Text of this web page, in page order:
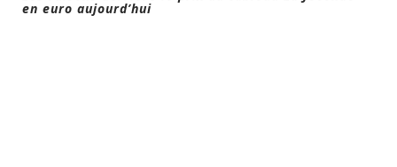
en euro aujourd’hui